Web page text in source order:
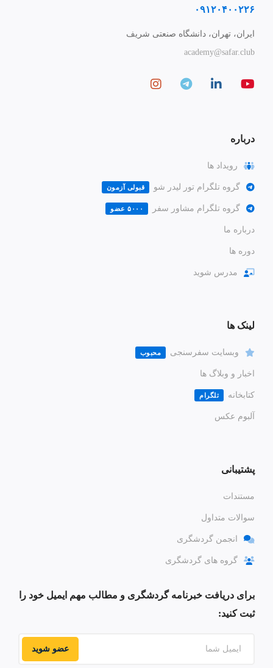
۰۹۱۲۰۴۰۰۲۲۶
ایران، تهران، دانشگاه صنعتی شریف
academy@safar.club
درباره
رویداد ها
گروه تلگرام تور لیدر شو قبولی آزمون
گروه تلگرام مشاور سفر ۵۰۰۰ عضو
درباره ما
دوره ها
مدرس شوید
لینک ها
وبسایت سفرسنجی محبوب
اخبار و وبلاگ ها
کتابخانه تلگرام
آلبوم عکس
پشتیبانی
مستندات
سوالات متداول
انجمن گردشگری
گروه های گردشگری
برای دریافت خبرنامه گردشگری و مطالب مهم ایمیل خود را
ثبت کنید:
عضو شوید